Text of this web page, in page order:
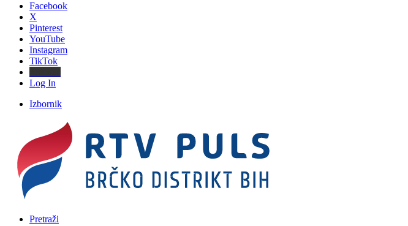
Facebook
X
Pinterest
YouTube
Instagram
TikTok
Log In
Izbornik
Pretraži